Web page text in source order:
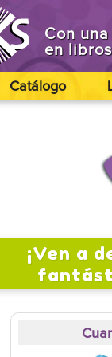
Con
en
Catálogo
¡Ven a